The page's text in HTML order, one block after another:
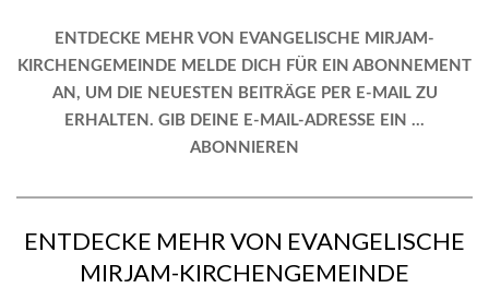
ENTDECKE MEHR VON EVANGELISCHE MIRJAM-
KIRCHENGEMEINDE MELDE DICH FÜR EIN ABONNEMENT
AN, UM DIE NEUESTEN BEITRÄGE PER E-MAIL ZU
ERHALTEN. GIB DEINE E-MAIL-ADRESSE EIN …
ABONNIEREN
ENTDECKE MEHR VON EVANGELISCHE
MIRJAM-KIRCHENGEMEINDE